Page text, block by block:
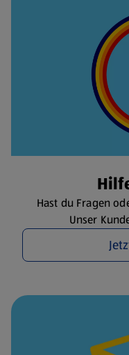
Hast du Fragen
Unser